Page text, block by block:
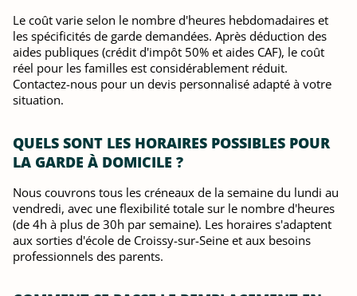
Le coût varie selon le nombre d'heures hebdomadaires et
les spécificités de garde demandées. Après déduction des
aides publiques (crédit d'impôt 50% et aides CAF), le coût
réel pour les familles est considérablement réduit.
Contactez-nous pour un devis personnalisé adapté à votre
situation.
QUELS SONT LES HORAIRES POSSIBLES POUR
LA GARDE À DOMICILE ?
Nous couvrons tous les créneaux de la semaine du lundi au
vendredi, avec une flexibilité totale sur le nombre d'heures
(de 4h à plus de 30h par semaine). Les horaires s'adaptent
aux sorties d'école de Croissy-sur-Seine et aux besoins
professionnels des parents.